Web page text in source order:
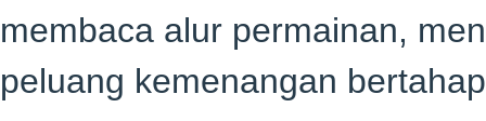
membaca alur permainan,
peluang kemenangan